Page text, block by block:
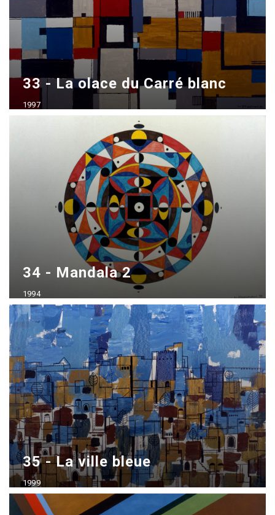
33 - La olace du Carré blanc
1997
34 - Mandala 2
1994
Plumón sobre Bristol
35x50 cm
35 - La ville bleue
1999
Acrílico sobre madera